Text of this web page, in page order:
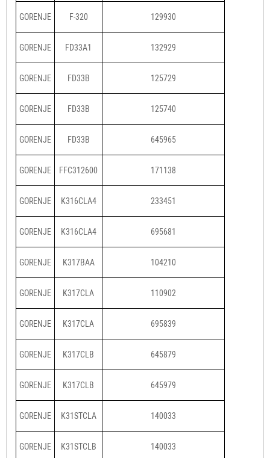
GORENJE F-320 129930
GORENJE FD33A1 132929
GORENJE FD33B 125729
GORENJE FD33B 125740
GORENJE FD33B 645965
GORENJE FFC312600 171138
GORENJE K316CLA4 233451
GORENJE K316CLA4 695681
GORENJE K317BAA 104210
GORENJE K317CLA 110902
GORENJE K317CLA 695839
GORENJE K317CLB 645879
GORENJE K317CLB 645979
GORENJE K31STCLA 140033
GORENJE K31STCLB 140033